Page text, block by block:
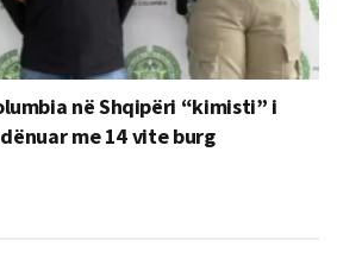
në Shqipëri “kimisti” i
me 14 vite burg